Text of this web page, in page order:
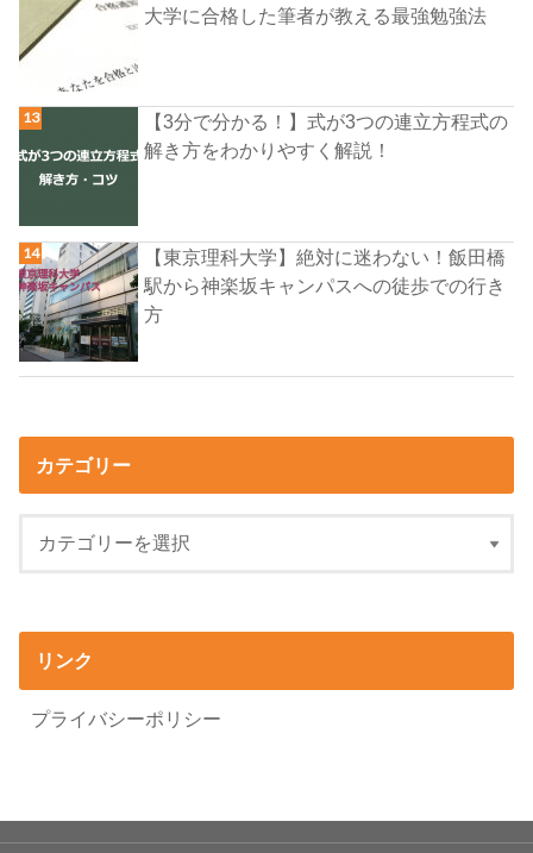
大学に合格した筆者が教える最強勉強法
【3分で分かる！】式が3つの連立方程式の
解き方をわかりやすく解説！
【東京理科大学】絶対に迷わない！飯田橋
駅から神楽坂キャンパスへの徒歩での行き
方
カテゴリー
リンク
プライバシーポリシー